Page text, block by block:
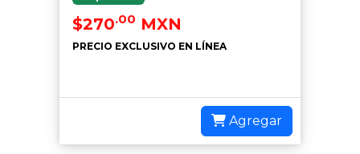
$270.00 MXN
PRECIO EXCLUSIVO EN LÍNEA
Agregar